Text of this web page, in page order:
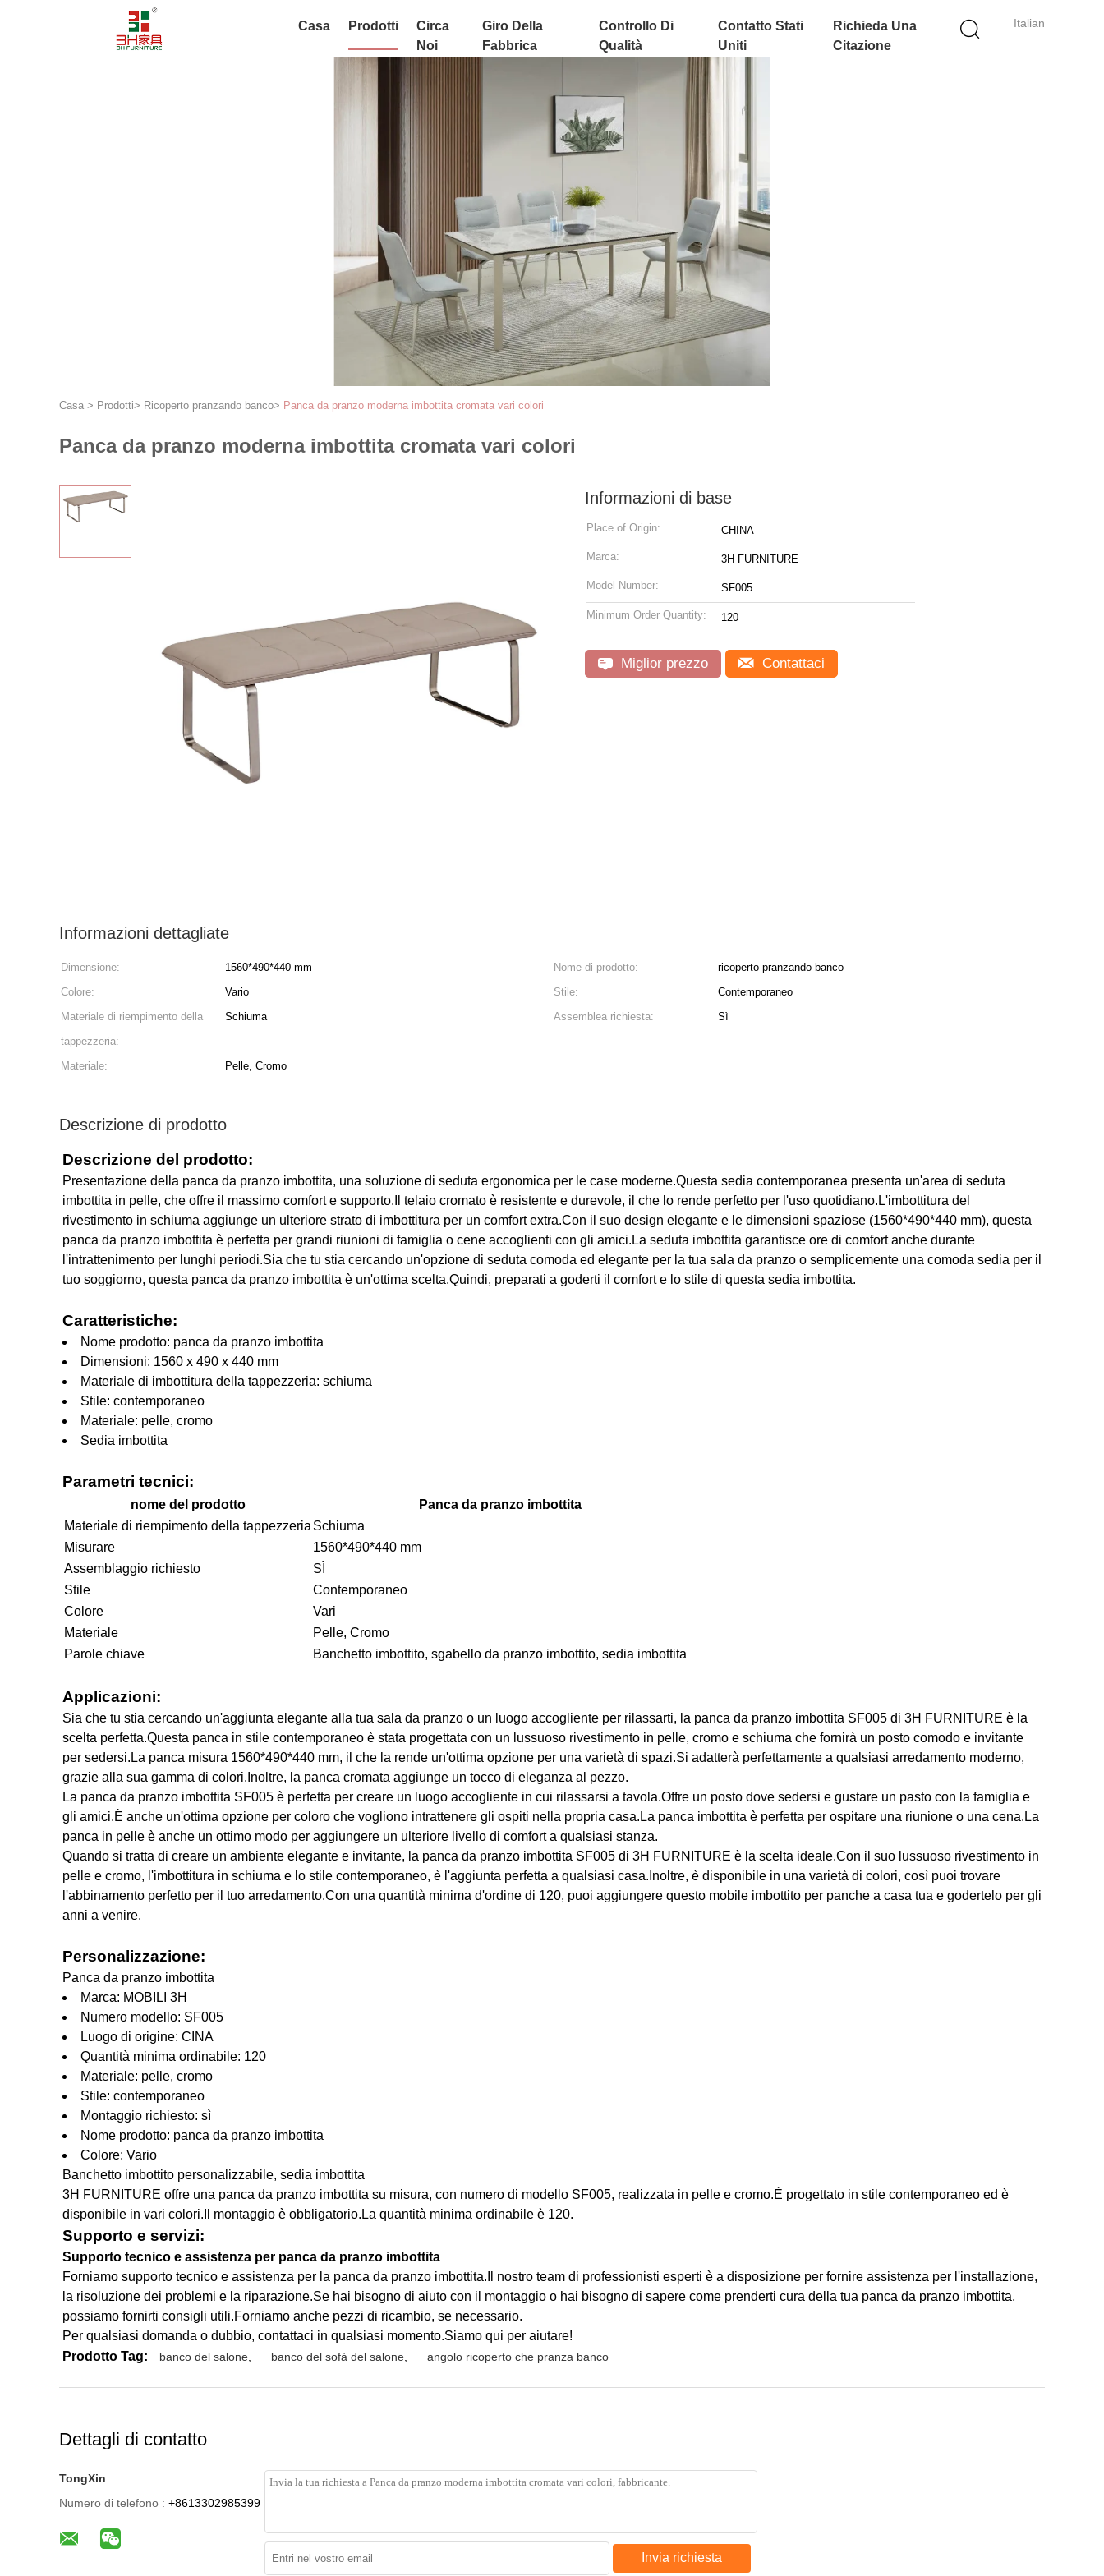
Italian
Casa Prodotti
Circa
Noi
Giro Della
Fabbrica
Controllo Di
Qualità
Contatto Stati
Uniti
Richieda Una
Citazione
Casa > Prodotti> Ricoperto pranzando banco> Panca da pranzo moderna imbottita cromata vari colori
Panca da pranzo moderna imbottita cromata vari colori
Informazioni di base
Place of Origin: CHINA
Marca: 3H FURNITURE
Model Number: SF005
Minimum Order Quantity: 120
Miglior prezzo Contattaci
Informazioni dettagliate
Dimensione: 1560*490*440 mm Nome di prodotto:
ricoperto pranzando banco
Colore:
Vario Stile:
Contemporaneo
Materiale di riempimento della
tappezzeria:
Schiuma Assemblea richiesta: Sì
Materiale: Pelle, Cromo
Descrizione di prodotto
Descrizione del prodotto:
Presentazione della panca da pranzo imbottita, una soluzione di seduta ergonomica per le case moderne.Questa sedia contemporanea presenta un'area di seduta
imbottita in pelle, che offre il massimo comfort e supporto.Il telaio cromato è resistente e durevole, il che lo rende perfetto per l'uso quotidiano.L'imbottitura del
rivestimento in schiuma aggiunge un ulteriore strato di imbottitura per un comfort extra.Con il suo design elegante e le dimensioni spaziose (1560*490*440 mm), questa
panca da pranzo imbottita è perfetta per grandi riunioni di famiglia o cene accoglienti con gli amici.La seduta imbottita garantisce ore di comfort anche durante
l'intrattenimento per lunghi periodi.Sia che tu stia cercando un'opzione di seduta comoda ed elegante per la tua sala da pranzo o semplicemente una comoda sedia per il
tuo soggiorno, questa panca da pranzo imbottita è un'ottima scelta.Quindi, preparati a goderti il ​​comfort e lo stile di questa sedia imbottita.
Caratteristiche:
Nome prodotto: panca da pranzo imbottita
Dimensioni: 1560 x 490 x 440 mm
Materiale di imbottitura della tappezzeria: schiuma
Stile: contemporaneo
Materiale: pelle, cromo
Sedia imbottita
Parametri tecnici:
nome del prodotto
Panca da pranzo imbottita
Materiale di riempimento della tappezzeria Schiuma
Misurare
1560*490*440 mm
Assemblaggio richiesto
SÌ
Stile
Contemporaneo
Colore
Vari
Materiale
Pelle, Cromo
Parole chiave
Banchetto imbottito, sgabello da pranzo imbottito, sedia imbottita
Applicazioni:
Sia che tu stia cercando un'aggiunta elegante alla tua sala da pranzo o un luogo accogliente per rilassarti, la panca da pranzo imbottita SF005 di 3H FURNITURE è la
scelta perfetta.Questa panca in stile contemporaneo è stata progettata con un lussuoso rivestimento in pelle, cromo e schiuma che fornirà un posto comodo e invitante
per sedersi.La panca misura 1560*490*440 mm, il che la rende un'ottima opzione per una varietà di spazi.Si adatterà perfettamente a qualsiasi arredamento moderno,
grazie alla sua gamma di colori.Inoltre, la panca cromata aggiunge un tocco di eleganza al pezzo.
La panca da pranzo imbottita SF005 è perfetta per creare un luogo accogliente in cui rilassarsi a tavola.Offre un posto dove sedersi e gustare un pasto con la famiglia e
gli amici.È anche un'ottima opzione per coloro che vogliono intrattenere gli ospiti nella propria casa.La panca imbottita è perfetta per ospitare una riunione o una cena.La
panca in pelle è anche un ottimo modo per aggiungere un ulteriore livello di comfort a qualsiasi stanza.
Quando si tratta di creare un ambiente elegante e invitante, la panca da pranzo imbottita SF005 di 3H FURNITURE è la scelta ideale.Con il suo lussuoso rivestimento in
pelle e cromo, l'imbottitura in schiuma e lo stile contemporaneo, è l'aggiunta perfetta a qualsiasi casa.Inoltre, è disponibile in una varietà di colori, così puoi trovare
l'abbinamento perfetto per il tuo arredamento.Con una quantità minima d'ordine di 120, puoi aggiungere questo mobile imbottito per panche a casa tua e godertelo per gli
anni a venire.
Personalizzazione:
Panca da pranzo imbottita
Marca: MOBILI 3H
Numero modello: SF005
Luogo di origine: CINA
Quantità minima ordinabile: 120
Materiale: pelle, cromo
Stile: contemporaneo
Montaggio richiesto: sì
Nome prodotto: panca da pranzo imbottita
Colore: Vario
Banchetto imbottito personalizzabile, sedia imbottita
3H FURNITURE offre una panca da pranzo imbottita su misura, con numero di modello SF005, realizzata in pelle e cromo.È progettato in stile contemporaneo ed è
disponibile in vari colori.Il montaggio è obbligatorio.La quantità minima ordinabile è 120.
Supporto e servizi:
Supporto tecnico e assistenza per panca da pranzo imbottita
Forniamo supporto tecnico e assistenza per la panca da pranzo imbottita.Il nostro team di professionisti esperti è a disposizione per fornire assistenza per l'installazione,
la risoluzione dei problemi e la riparazione.Se hai bisogno di aiuto con il montaggio o hai bisogno di sapere come prenderti cura della tua panca da pranzo imbottita,
possiamo fornirti consigli utili.Forniamo anche pezzi di ricambio, se necessario.
Per qualsiasi domanda o dubbio, contattaci in qualsiasi momento.Siamo qui per aiutare!
Prodotto Tag:
banco del salone banco del sofà del salone angolo ricoperto che pranza banco
Dettagli di contatto
TongXin
Numero di telefono : +8613302985399
Invia richiesta